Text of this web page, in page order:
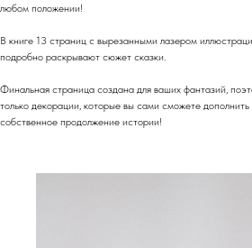
любом положении!
В книге 13 страниц с вырезанными лазером
подробно раскрывают сюжет сказки.
Финальная страница создана для ваших фантазий,
только декорации, которые вы сами сможете
собственное продолжение истории!